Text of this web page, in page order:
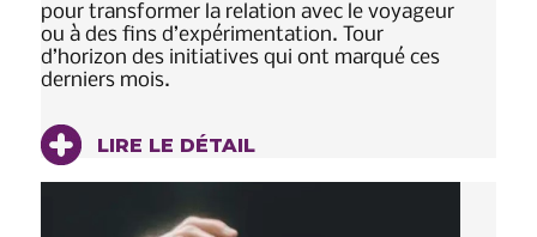
pour transformer la relation avec le voyageur
ou à des fins d’expérimentation. Tour
d’horizon des initiatives qui ont marqué ces
derniers mois.
LIRE LE DÉTAIL